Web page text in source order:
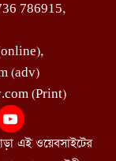
786915,
(adv)
(Print)
এই ওয়েবসাইটের